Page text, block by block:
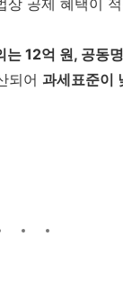
는 12억 원, 공동
되어 과세표준이